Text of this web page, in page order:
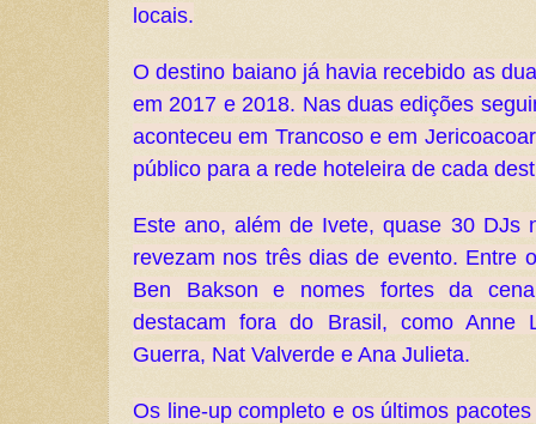
locais.
O destino baiano já havia recebido as
em 2017 e 2018. Nas duas edições
aconteceu em Trancoso e em
público para a rede hoteleira de cada
Este ano, além de Ivete, quase 30 DJs
revezam nos três dias de evento. Entre
Ben Bakson e nomes fortes da
destacam fora do Brasil, como Anne
Guerra, Nat Valverde e Ana Julieta.
Os line-up completo e os últimos